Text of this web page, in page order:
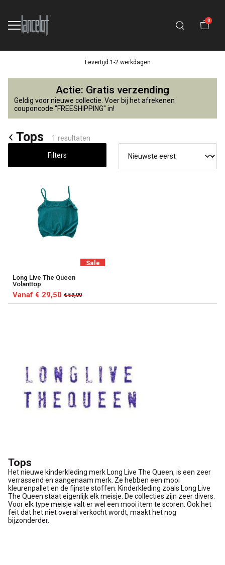
0
Levertijd 1-2 werkdagen
Tops
Lancelot
4
Kids
Actie: Gratis verzending
Geldig voor nieuwe collectie. Voer bij het afrekenen
couponcode "FREESHIPPING" in!
Tops 1 resultaten
Filters
Sale
Long Live The Queen
Volanttop
Vanaf € 29,50 € 59,00
Tops
Het nieuwe kinderkleding merk Long Live The Queen, is een zeer
verrassend en aangenaam merk. Ze hebben een mooi
kleurenpallet en de fijnste stoffen. Kinderkleding zoals Long Live
The Queen staat eigenlijk elk meisje. De collecties zijn zeer divers.
Voor elk type meisje valt er wel een mooi item te scoren. Ook het
feit dat het niet overal verkocht wordt, maakt het nog
bijzonderder.